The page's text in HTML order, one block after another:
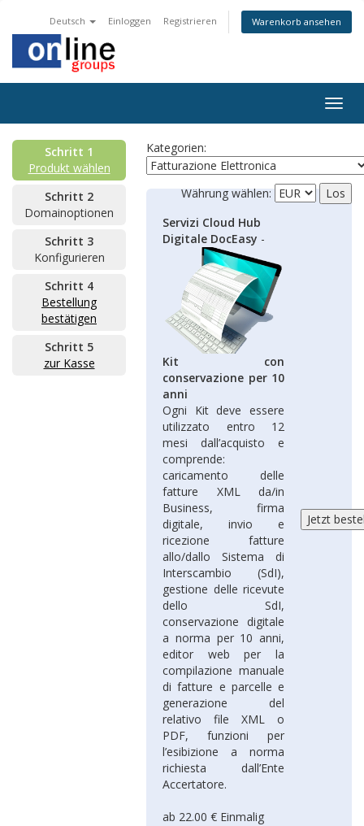
Deutsch Einloggen Registrieren Warenkorb ansehen
Schritt 1
Produkt wählen
Schritt 2
Domainoptionen
Schritt 3
Konfigurieren
Schritt 4
Bestellung
bestätigen
Schritt 5
zur Kasse
Kategorien:
Währung wählen:
Servizi Cloud Hub
Digitale DocEasy -
Kit con
conservazione per 10
anni
Ogni Kit deve essere
utilizzato entro 12
mesi dall’acquisto e
comprende:
caricamento delle
fatture XML da/in
Business, firma
digitale, invio e
ricezione fatture
allo/dallo Sistema di
Interscambio (SdI),
gestione delle ricevute
dello SdI,
conservazione digitale
a norma per 10 anni,
editor web per la
compilazione manuale
di fatture e parcelle e
generazione del
relativo file XML o
PDF, funzioni per
l’esibizione a norma
richiesta dall’Ente
Accertatore.
ab 22.00 € Einmalig